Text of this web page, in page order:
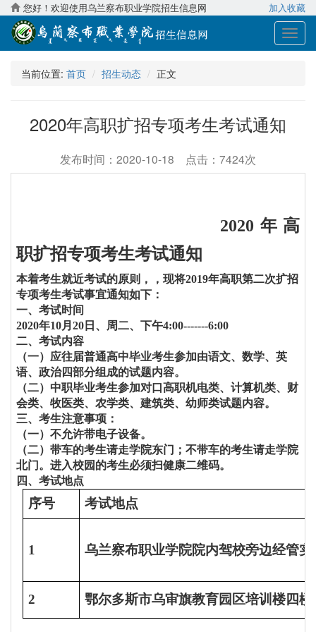
您好！欢迎使用乌兰察布职业学院招生信息网 加入收藏
展
开
当前位置: 首页 招生动态 正文
2020年高职扩招专项考生考试通知
发布时间：2020-10-18 点击：7424次
2020 年高
职扩招专项考生考试通知
本着考生就近考试的原则，，现将2019年高职第二次扩招
专项考生考试事宜通知如下：
一、考试时间
2020年10月 20 日、周二、下午4:00-------6:00
二、考试内容
（一）应往届普通高中毕业考生参加由语文、数学、英
语、政治四部分组成的试题内容。
（二）中职毕业考生参加对口高职机电类、计算机类、财
会类、牧医类、农学类、建筑类、幼师类试题内容。
三、考生注意事项：
（一） 不允许带电子设备。
（二）带车的考生请走学院东门；不带车的考生请走学院
北门。进入校园的考生必须扫健康二维码。
四、考试地点
序号 考试地点
1 乌兰察布职业学院院内驾校旁边经管
2 鄂尔多斯市乌审旗教育园区培训楼四